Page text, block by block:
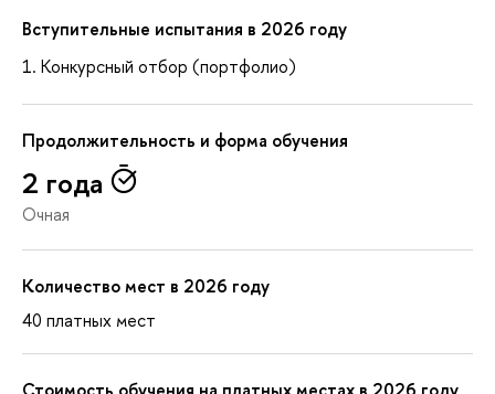
Вступительные испытания в 2026 году
Конкурсный отбор (портфолио)
Продолжительность и форма обучения
2 года
Очная
Количество мест в 2026 году
40 платных мест